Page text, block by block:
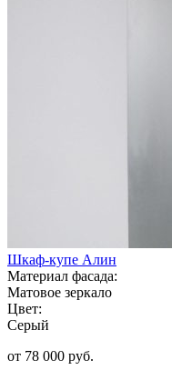
Шкаф-купе Алин
Материал фасада:
Матовое зеркало
Цвет:
Серый
от 78 000 руб.